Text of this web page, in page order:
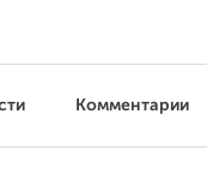
Комментарии